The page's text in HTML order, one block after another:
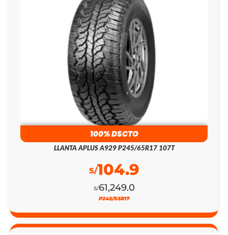
100% DSCTO
LLANTA APLUS A929 P245/65R17 107T
S/61,249.0
S/104.9
P245/65R17